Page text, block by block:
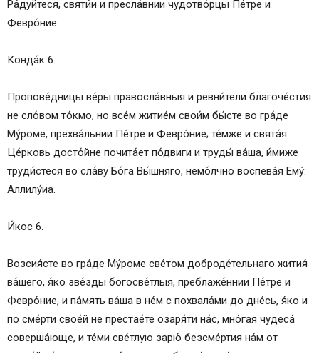
Ра́дуйтеся, святи́и и пресла́внии чудотво́рцы Пе́тре и
Февро́ние.
Конда́к 6.
Пропове́дницы ве́ры правосла́вныя и ревни́тели благоче́стия
не сло́вом то́кмо, но все́м житие́м свои́м бы́сте во гра́де
Му́роме, прехва́льнии Пе́тре и Февро́ние; те́мже и свята́я
Це́рковь досто́йне почита́ет по́двиги и труды́ ва́ша, и́миже
труди́стеся во сла́ву Бо́га Вы́шняго, немо́лчно воспева́я Ему́:
Аллилу́иа.
И́кос 6.
Возсия́сте во гра́де Му́роме све́том доброде́тельнаго жития́
ва́шего, я́ко зве́зды богосве́тлыя, преблаже́ннии Пе́тре и
Февро́ние, и па́мять ва́ша в не́м с похвала́ми до дне́сь, я́ко и
по сме́рти свое́й не престае́те озаря́ти на́с, мно́гая чудеса́
соверша́юще, и те́ми све́тлую зарю́ безсме́ртия на́м от